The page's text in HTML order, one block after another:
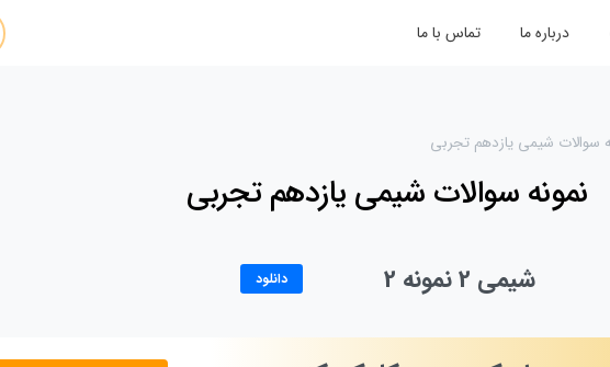
درباره ما تماس با ما
سوالات شیمی یازدهم تجربی
نمونه سوالات شیمی یازدهم تجربی
شیمی 2 نمونه 2 دانلود